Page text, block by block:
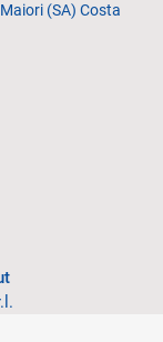
(SA) Costa